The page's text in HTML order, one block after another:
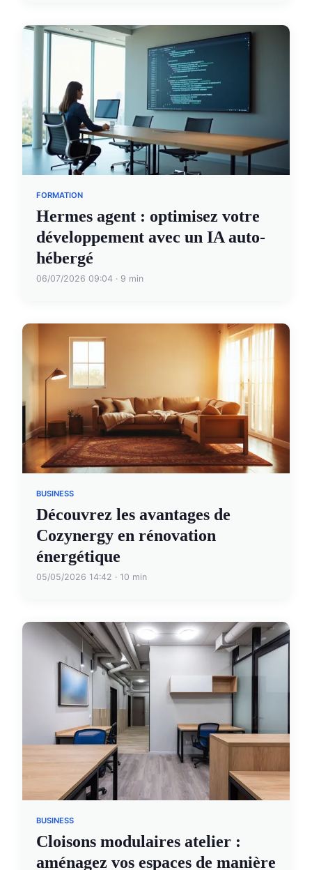
FORMATION
Hermes agent : optimisez votre
développement avec un IA auto-
hébergé
06/07/2026 09:04 · 9 min
BUSINESS
Découvrez les avantages de
Cozynergy en rénovation
énergétique
05/05/2026 14:42 · 10 min
BUSINESS
Cloisons modulaires atelier :
aménagez vos espaces de manière